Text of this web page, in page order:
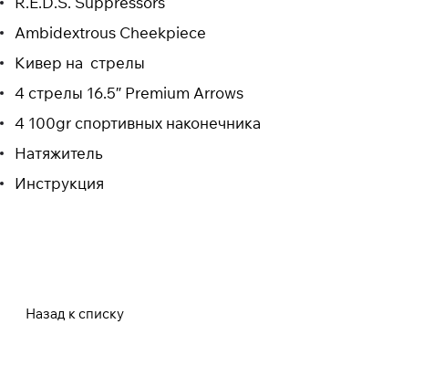
Ambidextrous Cheekpiece
Кивер на стрелы
4 стрелы 16.5″ Premium Arrows
4 100gr спортивных наконечника
Натяжитель
Инструкция
Назад к списку